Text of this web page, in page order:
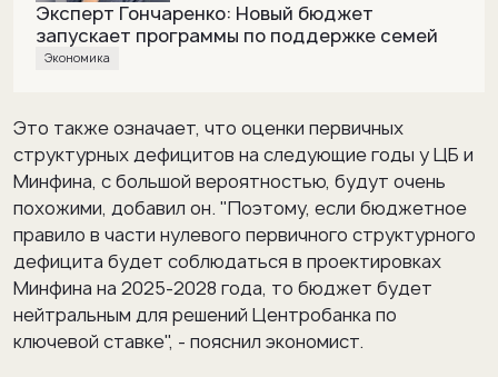
Эксперт Гончаренко: Новый бюджет
запускает программы по поддержке семей
Экономика
Это также означает, что оценки первичных
структурных дефицитов на следующие годы у ЦБ и
Минфина, с большой вероятностью, будут очень
похожими, добавил он. "Поэтому, если бюджетное
правило в части нулевого первичного структурного
дефицита будет соблюдаться в проектировках
Минфина на 2025-2028 года, то бюджет будет
нейтральным для решений Центробанка по
ключевой ставке", - пояснил экономист.